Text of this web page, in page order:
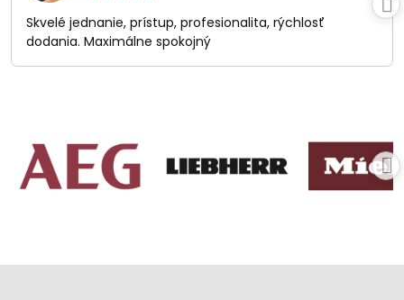
/
5
Skvelé jednanie, prístup, profesionalita, rýchlosť
dodania. Maximálne spokojný